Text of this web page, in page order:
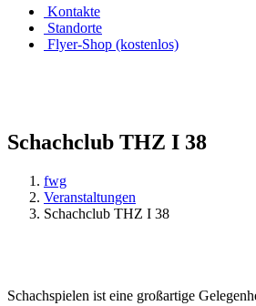
Kontakte
Standorte
Flyer-Shop (kostenlos)
Schachclub THZ I 38
fwg
Veranstaltungen
Schachclub THZ I 38
Schachspielen ist eine großartige